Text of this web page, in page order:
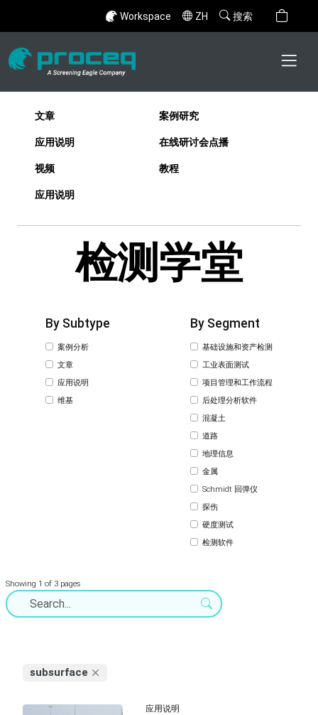
Workspace ZH 搜索
文章 案例研究
应用说明 在线研讨会点播
视频 教程
应用说明
检测学堂
By Subtype
案例分析
文章
应用说明
维基
By Segment
基础设施和资产检测
工业表面测试
项目管理和工作流程
后处理分析软件
混凝土
道路
地理信息
金属
Schmidt 回弹仪
探伤
硬度测试
检测软件
Showing 1 of 3 pages
subsurface
应用说明